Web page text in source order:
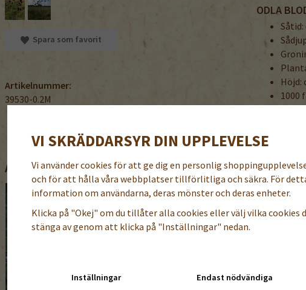
ODLA
Höjd:
1000
Spara som favorit
Artikelnummer:
39530-0.2M
ANDRA KÖPTE ÄVEN
VI SKRÄDDARSYR DIN UPPLEVELSE
Vi använder cookies för att ge dig en personlig
och för att hålla våra webbplatser tillförlitliga och säkra. För
information om användarna, deras mönster och deras enheter.
Klicka på "Okej" om du tillåter alla cookies eller välj vilka cookies
stänga av genom att klicka på "Inställningar" nedan.
Inställningar Endast nödvändiga